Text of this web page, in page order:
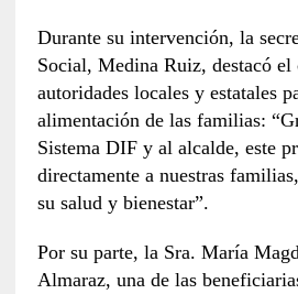
Durante su intervención, la
Social, Medina Ruiz, destacó el
autoridades locales y estatales
alimentación de las familias:
Sistema DIF y al alcalde, este
directamente a nuestras
su salud y bienestar”.
Por su parte, la Sra. María
Almaraz, una de las